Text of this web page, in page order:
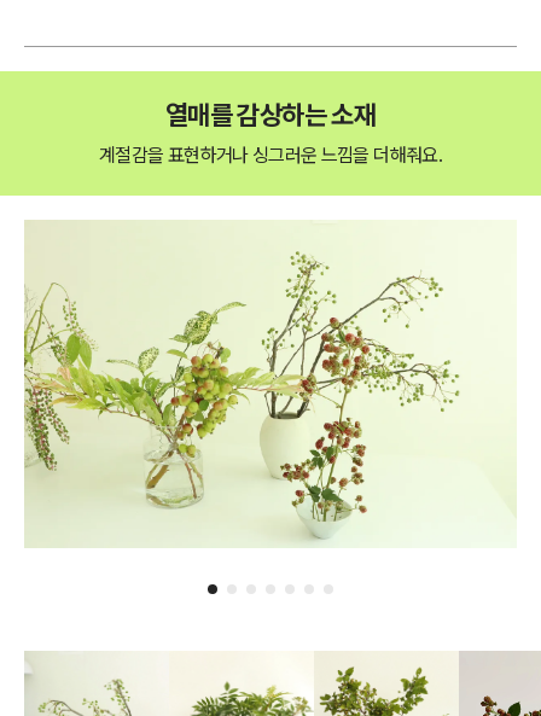
열매를 감상하는 소재
계절감을 표현하거나 싱그러운 느낌을 더해줘요.